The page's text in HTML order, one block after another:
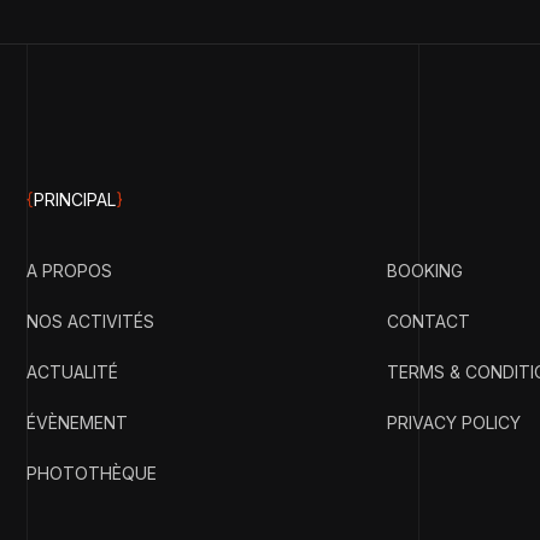
{PRINCIPAL}
A PROPOS
NOS ACTIVITÉS
ACTUALITÉ
ÉVÈNEMENT
PHOTOTHÈQUE
BOOKING
CONTACT
TERMS &
PRIVACY POLICY